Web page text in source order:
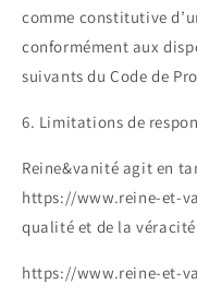
comme constitutive
conformément aux
suivants du Code de
6. Limitations de
Reine&vanité agit en
https://www.reine-et-
qualité et de la
https://www.reine-et-